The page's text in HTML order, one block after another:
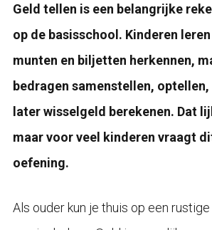
Geld tellen is een belangrijke
op de basisschool. Kinderen
munten en biljetten herkennen,
bedragen samenstellen,
later wisselgeld berekenen. Dat
maar voor veel kinderen vraagt
oefening.
Als ouder kun je thuis op een